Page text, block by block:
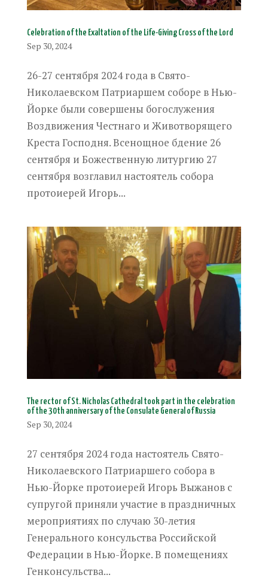
Celebration of the Exaltation of the Life-Giving Cross of the Lord
Sep 30, 2024
26-27 сентября 2024 года в Свято-
Николаевском Патриаршем соборе в Нью-
Йорке были совершены богослужения
Воздвижения Честнаго и Животворящего
Креста Господня. Всенощное бдение 26
сентября и Божественную литургию 27
сентября возглавил настоятель собора
протоиерей Игорь...
The rector of St. Nicholas Cathedral took part in the celebration
of the 30th anniversary of the Consulate General of Russia
Sep 30, 2024
27 сентября 2024 года настоятель Свято-
Николаевского Патриаршего собора в
Нью-Йорке протоиерей Игорь Выжанов с
супругой приняли участие в праздничных
мероприятиях по случаю 30-летия
Генерального консульства Российской
Федерации в Нью-Йорке. В помещениях
Генконсульства...